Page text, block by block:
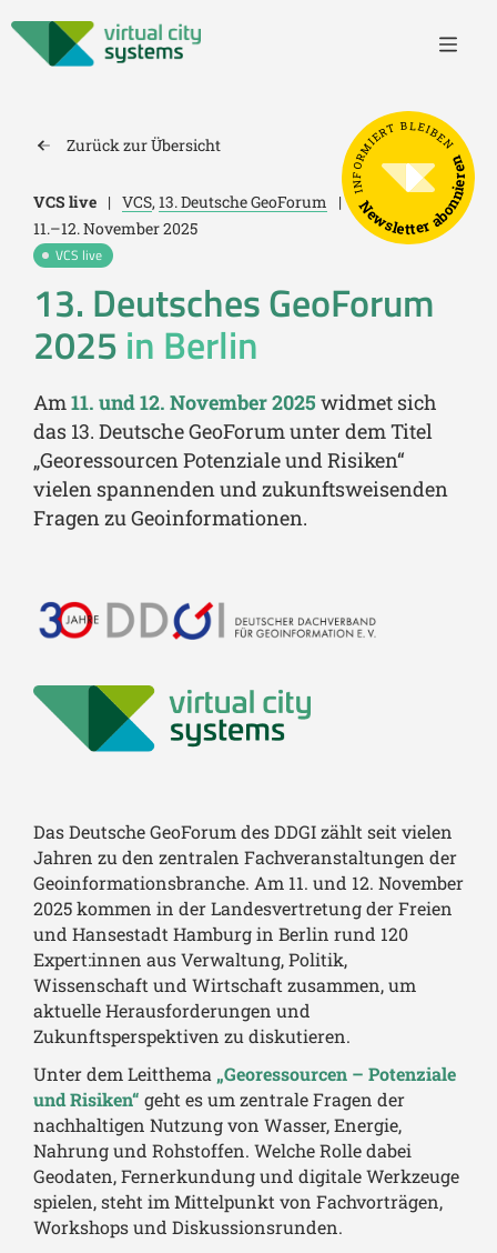
Zurück zur Übersicht
VCS live | VCS,13. Deutsche GeoForum
|
11.–12. November 2025
VCS live
13. Deutsches GeoForum
2025in Berlin
Am11. und 12. November 2025 widmet sich
das 13. Deutsche GeoForum unter dem Titel
„Georessourcen Potenziale und Risiken“
vielen spannenden und zukunftsweisenden
Fragen zu Geoinformationen.
Das Deutsche GeoForum des DDGI zählt seit vielen
Jahren zu den zentralen Fachveranstaltungen der
Geoinformationsbranche. Am 11. und 12. November
2025 kommen in der Landesvertretung der Freien
und Hansestadt Hamburg in Berlin rund 120
Expert:innen aus Verwaltung, Politik,
Wissenschaft und Wirtschaft zusammen, um
aktuelle Herausforderungen und
Zukunftsperspektiven zu diskutieren.
Unter dem Leitthema „Georessourcen – Potenziale
und Risiken“ geht es um zentrale Fragen der
nachhaltigen Nutzung von Wasser, Energie,
Nahrung und Rohstoffen. Welche Rolle dabei
Geodaten, Fernerkundung und digitale Werkzeuge
spielen, steht im Mittelpunkt von Fachvorträgen,
Workshops und Diskussionsrunden.
INFORMIERT BLEIBEN
Newsletter abonnieren